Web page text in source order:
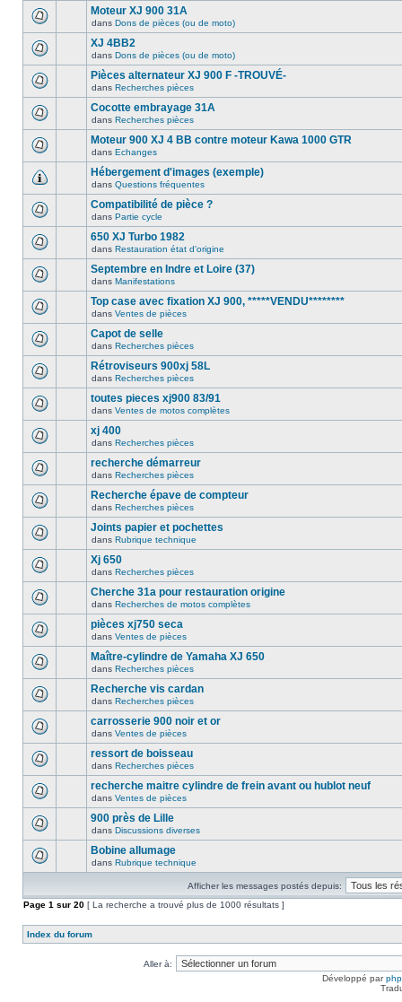
Moteur XJ 900 31A
dans Dons de pièces (ou de moto)
XJ 4BB2
dans Dons de pièces (ou de moto)
Pièces alternateur XJ 900 F -TROUVÉ-
dans Recherches pièces
Cocotte embrayage 31A
dans Recherches pièces
Moteur 900 XJ 4 BB contre moteur Kawa 1000 GTR
dans Echanges
Hébergement d'images (exemple)
dans Questions fréquentes
Compatibilité de pièce ?
dans Partie cycle
650 XJ Turbo 1982
dans Restauration état d'origine
Septembre en Indre et Loire (37)
dans Manifestations
Top case avec fixation XJ 900, *****VENDU********
dans Ventes de pièces
Capot de selle
dans Recherches pièces
Rétroviseurs 900xj 58L
dans Recherches pièces
toutes pieces xj900 83/91
dans Ventes de motos complètes
xj 400
dans Recherches pièces
recherche démarreur
dans Recherches pièces
Recherche épave de compteur
dans Recherches pièces
Joints papier et pochettes
dans Rubrique technique
Xj 650
dans Recherches pièces
Cherche 31a pour restauration origine
dans Recherches de motos complètes
pièces xj750 seca
dans Ventes de pièces
Maître-cylindre de Yamaha XJ 650
dans Recherches pièces
Recherche vis cardan
dans Recherches pièces
carrosserie 900 noir et or
dans Ventes de pièces
ressort de boisseau
dans Recherches pièces
recherche maitre cylindre de frein avant ou hublot neuf
dans Ventes de pièces
900 près de Lille
dans Discussions diverses
Bobine allumage
dans Rubrique technique
Afficher les messages postés depuis:
Page 1 sur 20 [ La recherche a trouvé plus de 1000 résultats ]
Index du forum
Aller à:
Développé par